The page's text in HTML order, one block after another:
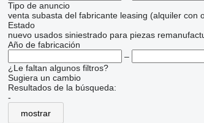
Tipo de anuncio
venta subasta del fabricante leasing (alquiler con
Estado
nuevo usados siniestrado para piezas
Año de fabricación
–
¿Le faltan algunos filtros?
Sugiera un cambio
Resultados de la búsqueda:
-
mostrar